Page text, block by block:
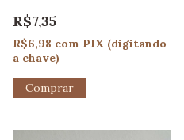
R$7,35
R$6,98 com PIX (digitando
a chave)